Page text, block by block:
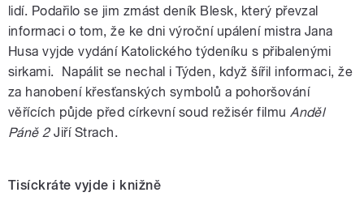
lidí. Podařilo se jim zmást deník Blesk, který převzal
informaci o tom, že ke dni výroční upálení mistra Jana
Husa vyjde vydání Katolického týdeníku s přibalenými
sirkami. Napálit se nechal i Týden, když šířil informaci, že
za hanobení křesťanských symbolů a pohoršování
věřících půjde před církevní soud režisér filmuAnděl
Páně 2Jiří Strach.
Tisíckráte vyjde i knižně